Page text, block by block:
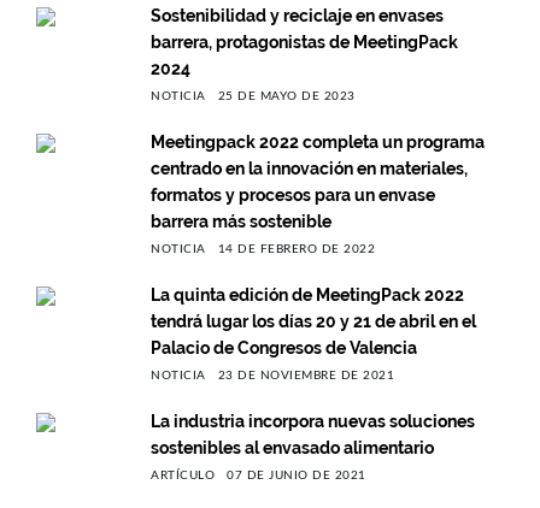
Sostenibilidad y reciclaje en envases
barrera, protagonistas de MeetingPack
2024
NOTICIA 25 DE MAYO DE 2023
Meetingpack 2022 completa un programa
centrado en la innovación en materiales,
formatos y procesos para un envase
barrera más sostenible
NOTICIA 14 DE FEBRERO DE 2022
La quinta edición de MeetingPack 2022
tendrá lugar los días 20 y 21 de abril en el
Palacio de Congresos de Valencia
NOTICIA 23 DE NOVIEMBRE DE 2021
La industria incorpora nuevas soluciones
sostenibles al envasado alimentario
ARTÍCULO 07 DE JUNIO DE 2021